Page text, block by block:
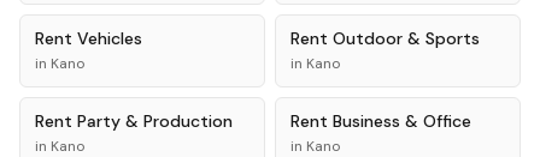
Rent Vehicles
in Kano
Rent Outdoor & Sports
in Kano
Rent Party & Production
in Kano
Rent Business & Office
in Kano